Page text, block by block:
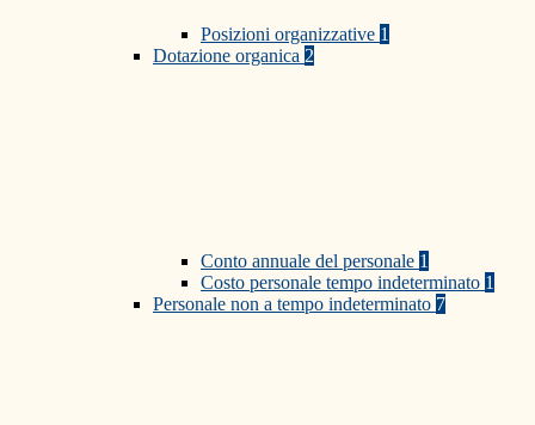
Posizioni organizzative 1
Dotazione organica 2
Conto annuale del personale 1
Costo personale tempo indeterminato 1
Personale non a tempo indeterminato 7